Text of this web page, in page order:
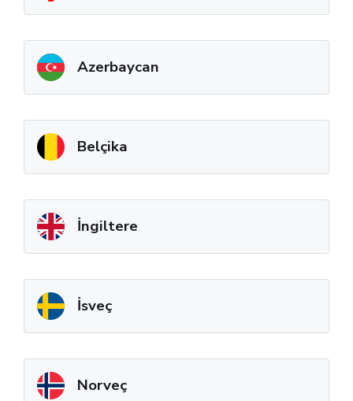
Azerbaycan
Belçika
İngiltere
İsveç
Norveç